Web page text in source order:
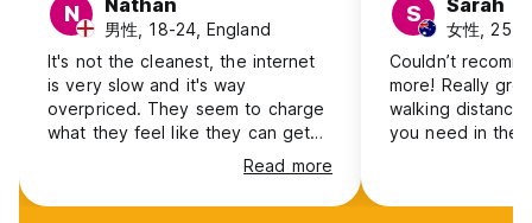
N Nathan
男性, 18-24, England
It's not the cleanest, the internet
is very slow and it's way
overpriced. They seem to charge
what they feel like they can get
away with based on other hotels
in the area, as opposed to what
they offer. The front gate can
Read more
S Sarah
女性, 25-
Couldn’t
more! Really
walking
you need in the
night. Staff were